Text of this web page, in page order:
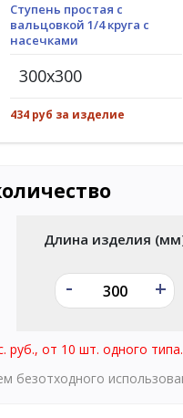
Ступень простая с
вальцовкой 1/4 круга с
насечками
300x300
434 руб за изделие
Длина изделия
- +
руб., от 10 шт. одного типа.
безотходного